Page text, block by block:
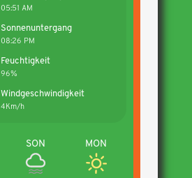
05:51 AM
Sonnenuntergang
08:26 PM
Feuchtigkeit
96%
Windgeschwindigkeit
4Km/h
SON MON